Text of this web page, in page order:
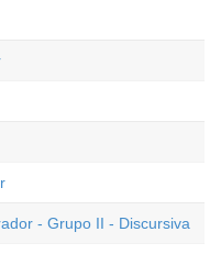
- Grupo II - Discursiva